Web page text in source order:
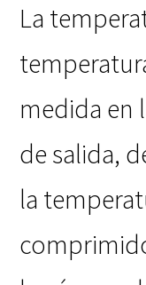
La
medida en
de salida,
la